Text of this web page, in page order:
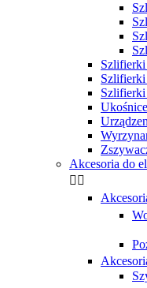
Szlifierki
Ukośnice
Akcesoria do
 